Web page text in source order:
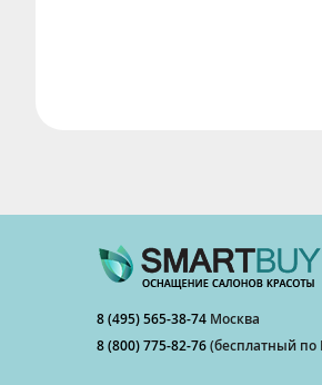
8 (495) 565-38-74 Москва
8 (800) 775-82-76(бесплатный по